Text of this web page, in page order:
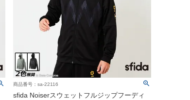
商品番号：sa-22116
sfida Noiserスウェットフルジップフーディ